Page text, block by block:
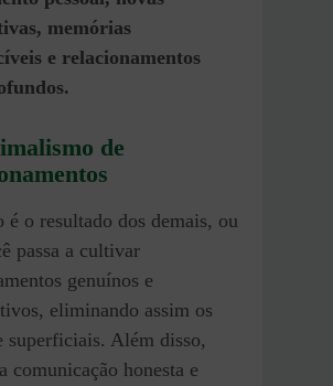
memórias
e relacionamentos
de
é o resultado dos demais, ou
passa a cultivar
genuínos e
eliminando assim os
superficiais. Além disso,
comunicação honesta e